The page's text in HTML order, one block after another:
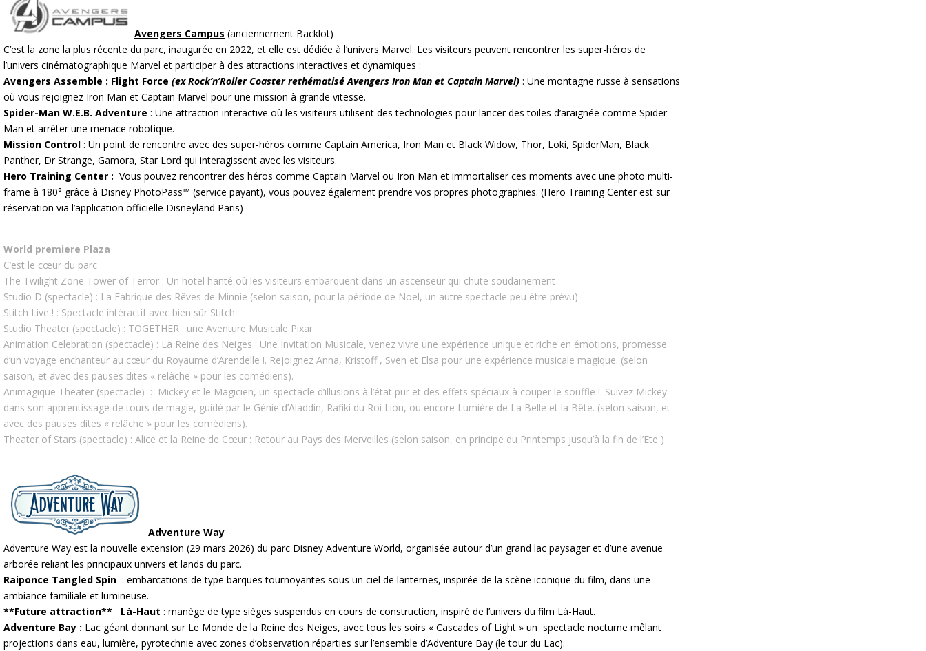
Avengers Campus (anciennement Backlot)
C’est la zone la plus récente du parc, inaugurée en 2022, et elle est dédiée à l’univers Marvel. Les visiteurs peuvent rencontrer les super-héros de
l’univers cinématographique Marvel et participer à des attractions interactives et dynamiques :
Avengers Assemble : Flight Force (ex Rock’n’Roller Coaster rethématisé Avengers Iron Man et Captain Marvel) : Une montagne russe à sensations
où vous rejoignez Iron Man et Captain Marvel pour une mission à grande vitesse.
Spider-Man W.E.B. Adventure : Une attraction interactive où les visiteurs utilisent des technologies pour lancer des toiles d’araignée comme Spider-
Man et arrêter une menace robotique.
Mission Control : Un point de rencontre avec des super-héros comme Captain America, Iron Man et Black Widow, Thor, Loki, SpiderMan, Black
Panther, Dr Strange, Gamora, Star Lord qui interagissent avec les visiteurs.
Hero Training Center : Vous pouvez rencontrer des héros comme Captain Marvel ou Iron Man et immortaliser ces moments avec une photo multi-
frame à 180° grâce à Disney PhotoPass™ (service payant), vous pouvez également prendre vos propres photographies. (Hero Training Center est sur
réservation via l’application officielle Disneyland Paris)
World premiere Plaza
C’est le cœur du parc
The Twilight Zone Tower of Terror : Un hotel hanté où les visiteurs embarquent dans un ascenseur qui chute soudainement
Studio D (spectacle) : La Fabrique des Rêves de Minnie (selon saison, pour la période de Noel, un autre spectacle peu être prévu)
Stitch Live ! : Spectacle intéractif avec bien sûr Stitch
Studio Theater (spectacle) : TOGETHER : une Aventure Musicale Pixar
Animation Celebration (spectacle) : La Reine des Neiges : Une Invitation Musicale, venez vivre une expérience unique et riche en émotions, promesse
d’un voyage enchanteur au cœur du Royaume d’Arendelle !. Rejoignez Anna, Kristoff , Sven et Elsa pour une expérience musicale magique. (selon
saison, et avec des pauses dites « relâche » pour les comédiens).
Animagique Theater (spectacle) : Mickey et le Magicien, un spectacle d’illusions à l’état pur et des effets spéciaux à couper le souffle !. Suivez Mickey
dans son apprentissage de tours de magie, guidé par le Génie d’Aladdin, Rafiki du Roi Lion, ou encore Lumière de La Belle et la Bête. (selon saison, et
avec des pauses dites « relâche » pour les comédiens).
Theater of Stars (spectacle) : Alice et la Reine de Cœur : Retour au Pays des Merveilles (selon saison, en principe du Printemps jusqu’à la fin de l’Ete )
Adventure Way
Adventure Way est la nouvelle extension (29 mars 2026) du parc Disney Adventure World, organisée autour d’un grand lac paysager et d’une avenue
arborée reliant les principaux univers et lands du parc.
Raiponce Tangled Spin : embarcations de type barques tournoyantes sous un ciel de lanternes, inspirée de la scène iconique du film, dans une
ambiance familiale et lumineuse.
**Future attraction** Là-Haut : manège de type sièges suspendus en cours de construction, inspiré de l’univers du film Là-Haut.
Adventure Bay : Lac géant donnant sur Le Monde de la Reine des Neiges, avec tous les soirs « Cascades of Light » un spectacle nocturne mêlant
projections dans eau, lumière, pyrotechnie avec zones d’observation réparties sur l’ensemble d’Adventure Bay (le tour du Lac).